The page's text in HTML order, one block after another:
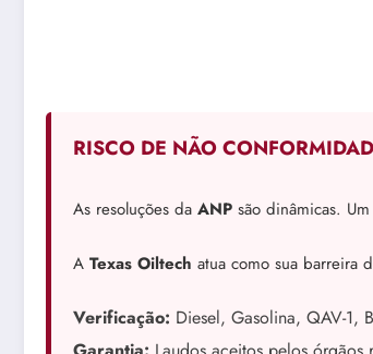
RISCO DE NÃO
As resoluções da ANP são dinâmicas.
A Texas Oiltech atua como sua barreira
Verificação: Diesel, Gasolina, QAV-1,